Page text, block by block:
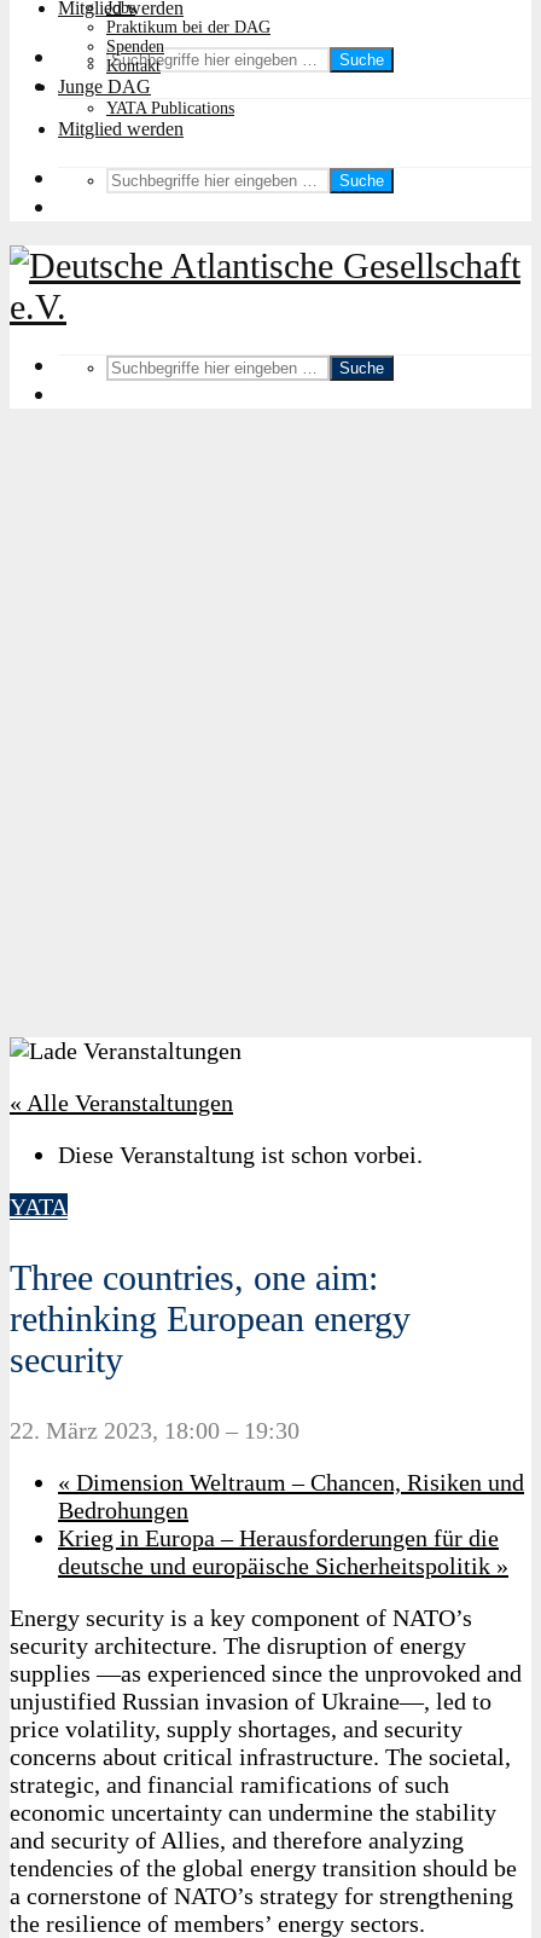
Mitglied werden
Suche
Jobs
Praktikum bei der DAG
Spenden
Kontakt
Junge DAG
YATA Publications
Mitglied werden
Suche
Suche
« Alle Veranstaltungen
Diese Veranstaltung ist schon vorbei.
YATA
Three countries, one aim:
rethinking European energy
security
22. März 2023, 18:00 – 19:30
« Dimension Weltraum – Chancen, Risiken und
Bedrohungen
Krieg in Europa – Herausforderungen für die
deutsche und europäische Sicherheitspolitik »
Energy security is a key component of NATO’s
security architecture. The disruption of energy
supplies —as experienced since the unprovoked and
unjustified Russian invasion of Ukraine—, led to
price volatility, supply shortages, and security
concerns about critical infrastructure. The societal,
strategic, and financial ramifications of such
economic uncertainty can undermine the stability
and security of Allies, and therefore analyzing
tendencies of the global energy transition should be
a cornerstone of NATO’s strategy for strengthening
the resilience of members’ energy sectors.